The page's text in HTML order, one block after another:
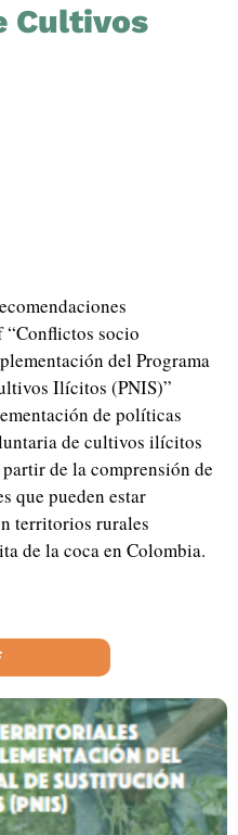
Cultivos
“Conflictos socio
del Programa
Ilícitos (PNIS)”
de políticas
de cultivos ilícitos
de la comprensión de
que pueden estar
territorios rurales
de la coca en Colombia.